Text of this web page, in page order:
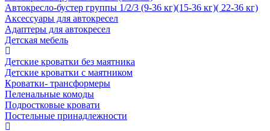
Автокресло-бустер группы 1/2/3 (9-36 кг)(15-36 кг)( 22-36 кг)
Аксессуары для автокресел
Адаптеры для автокресел
Детская мебель
Детские кроватки без маятника
Детские кроватки с маятником
Кроватки- трансформеры
Пеленальные комоды
Подростковые кровати
Постельные принадлежности